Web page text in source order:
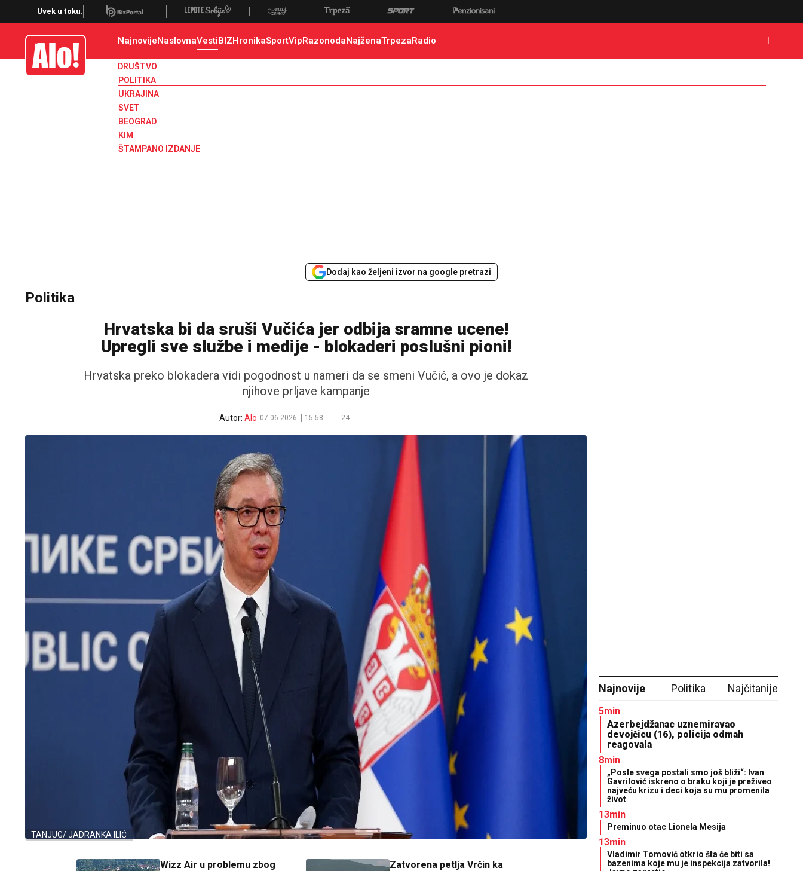
Uvek u toku.
Alo NajnovijeNaslovnaVestiBIZHronikaSportVipRazonodaNajženaTrpezaRadio
DRUŠTVO
POLITIKA
UKRAJINA
SVET
BEOGRAD
KIM
ŠTAMPANO IZDANJE
Dodaj kao željeni izvor na google pretrazi
Politika
Hrvatska bi da sruši Vučića jer odbija sramne ucene!
Upregli sve službe i medije - blokaderi poslušni pioni!
Hrvatska preko blokadera vidi pogodnost u nameri da se smeni Vučić, a ovo je dokaz
njihove prljave kampanje
Autor: Alo 07.06.2026. 15:58 24
TANJUG/ JADRANKA ILIĆ
Wizz Air u problemu zbog
Zatvorena petlja Vrčin ka
Najnovije Politika Najčitanije
5min
Azerbejdžanac uznemiravao
devojčicu (16), policija odmah
reagovala
8min
„Posle svega postali smo još bliži“: Ivan
Gavrilović iskreno o braku koji je preživeo
najveću krizu i deci koja su mu promenila
život
13min
Preminuo otac Lionela Mesija
13min
Vladimir Tomović otkrio šta će biti sa
bazenima koje mu je inspekcija zatvorila!